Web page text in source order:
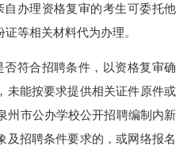
自办理资格复审的考生可委托他
等相关材料代为办理。
符合招聘条件，以资格复审确
未能按要求提供相关证件原件或
州市公办学校公开招聘编制内新
及招聘条件要求的，或网络报名